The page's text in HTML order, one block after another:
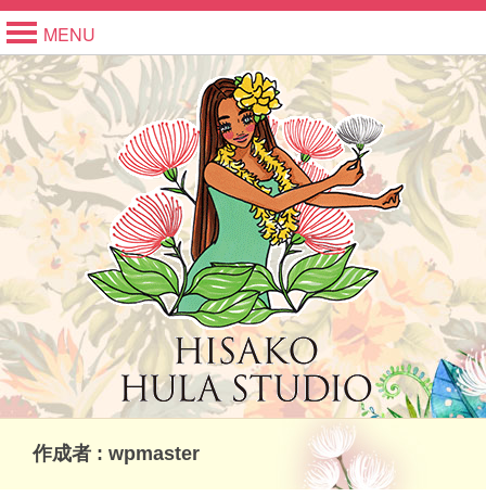
MENU
作成者 : wpmaster